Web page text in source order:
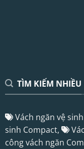
TÌM KIẾM NHIỀU
Vách ngăn vệ
sinh Compact,
công vách ngăn